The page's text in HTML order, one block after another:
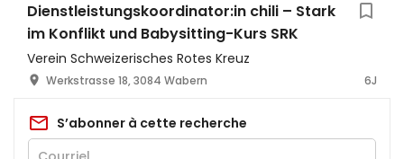
Dienstleistungskoordinator:in chili – Stark
im Konflikt und Babysitting-Kurs SRK
Verein Schweizerisches Rotes Kreuz
Werkstrasse 18, 3084 Wabern 6J
S’abonner à cette recherche